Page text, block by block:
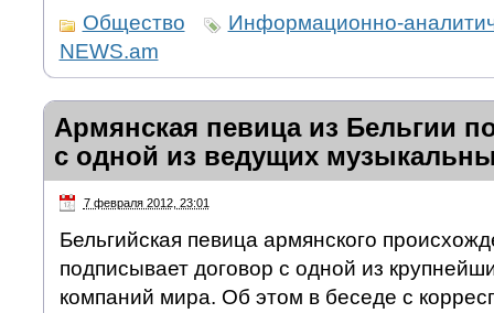
Общество
Информационно-
NEWS.am
Армянская певица из Бельгии
с одной из ведущих
7 февраля 2012, 23:01
Бельгийская певица армянского
подписывает договор с одной из
компаний мира. Об этом в беседе с